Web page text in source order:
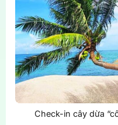
Check-in cây dừa